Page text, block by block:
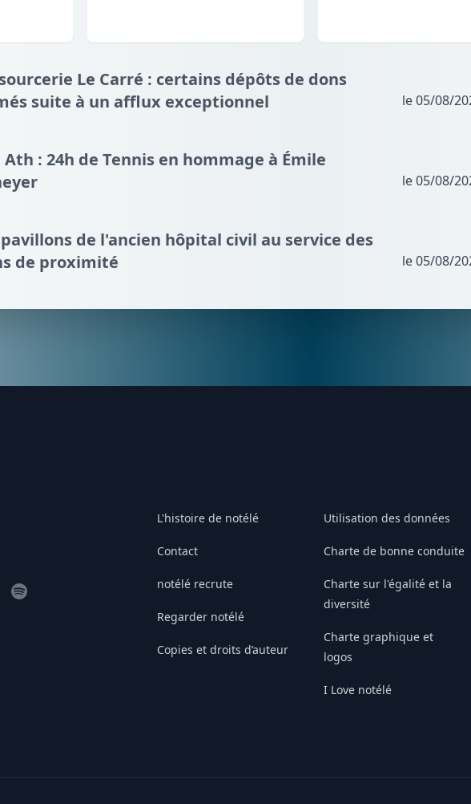
Le Carré : certains dépôts de dons
suite à un afflux exceptionnel
le 05/08/
Ath : 24h de Tennis en hommage à Émile
le 05/08/
pavillons de l'ancien hôpital civil au service des
de proximité
le 05/08/
Spotify
L'histoire de notélé
Contact
notélé recrute
Regarder notélé
Copies et droits d’auteur
Utilisation des données
Charte de bonne conduite
Charte sur l'égalité et la
diversité
Charte graphique et
logos
I Love notélé